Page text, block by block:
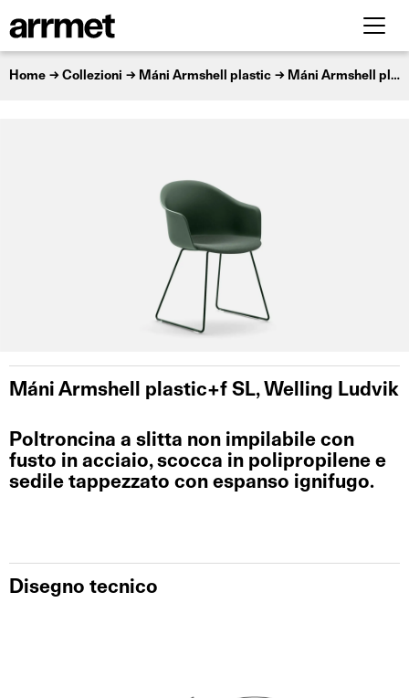
Home Collezioni Máni Armshell plastic Máni Armshell plastic+f SL
Máni Armshell plastic+f SL, Welling Ludvik
Poltroncina a slitta non impilabile con
fusto in acciaio, scocca in polipropilene e
sedile tappezzato con espanso ignifugo.
Disegno tecnico